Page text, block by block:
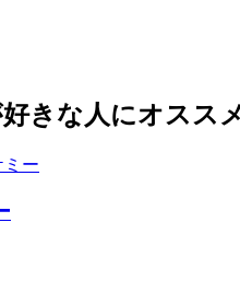
きな人にオスス